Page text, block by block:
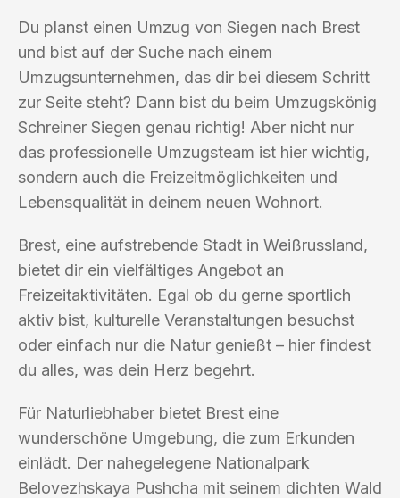
Du planst einen Umzug von Siegen nach Brest
und bist auf der Suche nach einem
Umzugsunternehmen, das dir bei diesem Schritt
zur Seite steht? Dann bist du beim Umzugskönig
Schreiner Siegen genau richtig! Aber nicht nur
das professionelle Umzugsteam ist hier wichtig,
sondern auch die Freizeitmöglichkeiten und
Lebensqualität in deinem neuen Wohnort.
Brest, eine aufstrebende Stadt in Weißrussland,
bietet dir ein vielfältiges Angebot an
Freizeitaktivitäten. Egal ob du gerne sportlich
aktiv bist, kulturelle Veranstaltungen besuchst
oder einfach nur die Natur genießt – hier findest
du alles, was dein Herz begehrt.
Für Naturliebhaber bietet Brest eine
wunderschöne Umgebung, die zum Erkunden
einlädt. Der nahegelegene Nationalpark
Belovezhskaya Pushcha mit seinem dichten Wald